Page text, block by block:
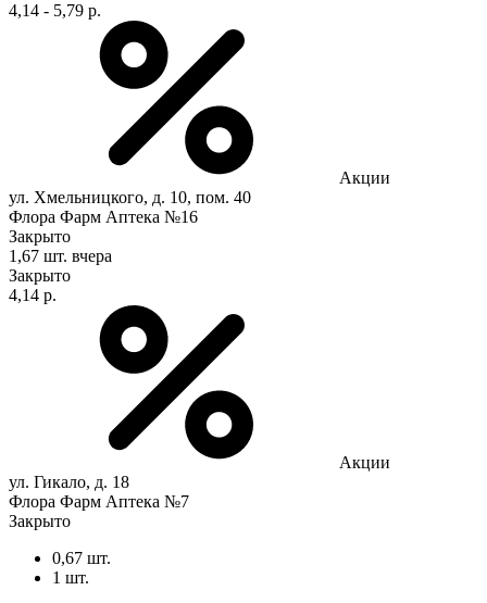
4,14 - 5,79 р.
Акции
ул. Хмельницкого, д. 10, пом. 40
Флора Фарм Аптека №16
Закрыто
1,67 шт. вчера
Закрыто
4,14 р.
Акции
ул. Гикало, д. 18
Флора Фарм Аптека №7
Закрыто
0,67 шт.
1 шт.